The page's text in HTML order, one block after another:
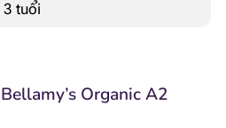
3 tuổi
Organic A2